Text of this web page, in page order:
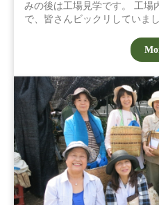
みの後は工場見学です。 工
で、皆さんビックリしていま